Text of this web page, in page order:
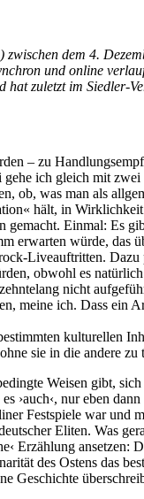
dem 4.
und online
hat zuletzt im Siedler-
– zu
ich gleich mit
ob, was man als
hält, in
gemacht. Einmal: Es
erwarten würde, das
Liveauftritten.
obwohl es
nicht
meine ich. Dass ein
kulturellen
sie in die andere
Weisen gibt,
nur eben
Festspiele war und
Eliten. Was
Erzählung ansetzen:
des Ostens das
Geschichte